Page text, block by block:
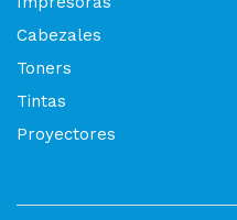
Cabezales
Toners
Tintas
Proyectores